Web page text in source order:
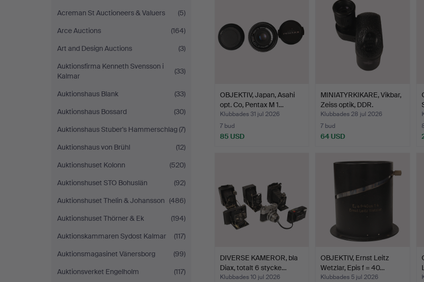
Acreman St Auctioneers & Valuers
(5)
Arce Auctions
(164)
Art and Design Auctions
(3)
Auktionsfirma Kenneth Svensson i
Kalmar
(33)
Auktionshaus Blank
(33)
Auktionshaus Bossard
(30)
Auktionshaus Stuber's Hammerschlag(7)
Auktionshaus von Brühl
(12)
Auktionshuset Kolonn
(520)
Auktionshuset STO Bohuslän
(92)
Auktionshuset Thelin & Johansson (486)
Auktionshuset Thörner & Ek
(194)
Auktionskammaren Sydost Kalmar
(117)
Auktionsmagasinet Vänersborg
(99)
Auktionsverket Engelholm
(117)
OBJEKTIV, Japan, Asahi
opt. Co, Pentax M 1…
Klubbades 31 jul 2026
7 bud
85 USD
MINIATYRKIKARE, Vikbar,
Zeiss optik, DDR.
Klubbades 28 jul 2026
7 bud
64 USD
DIVERSE KAMEROR, bla
Diax, totalt 6 stycke…
Klubbades 10 jul 2026
OBJEKTIV, Ernst Leitz
Wetzlar, Epis f = 40…
Klubbades 5 jul 2026